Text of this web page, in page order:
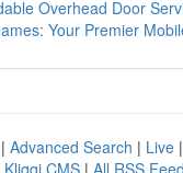
Overhead Door
Your Premier
Advanced Search | Live |
Kliqqi CMS | All RSS